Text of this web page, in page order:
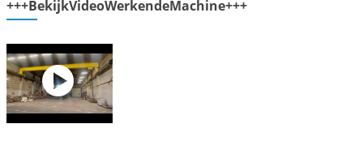
+++BekijkVideoWerkendeMachine+++